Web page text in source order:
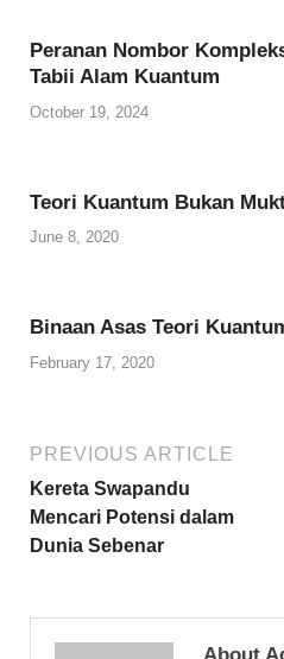
o
r
a
a
Peranan Nombor
Tabii Alam Kuantum
October 19, 2024
Teori Kuantum Bukan
June 8, 2020
Binaan Asas Teori
February 17, 2020
PREVIOUS ARTICLE
Kereta Swapandu
Mencari Potensi dalam
Dunia Sebenar
About